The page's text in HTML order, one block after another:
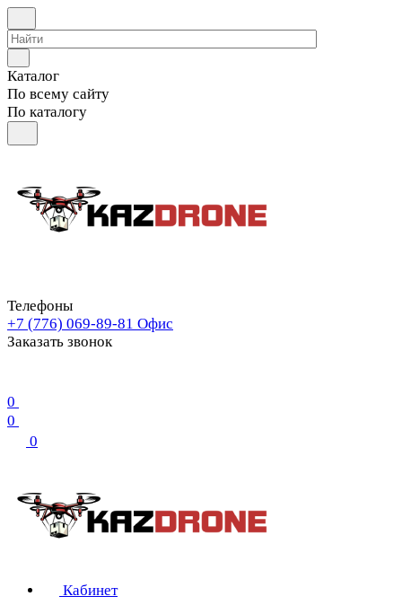
Каталог
По всему сайту
По каталогу
Телефоны
+7 (776) 069-89-81 Офис
Заказать звонок
0
0
0
Кабинет